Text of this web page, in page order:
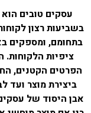
עסקים טובים
בשביעות רצון
בתחומם, ומספקים
ציפיות
הפרטים הקטנים,
ביצירת מוצר ועד
אבן היסוד של